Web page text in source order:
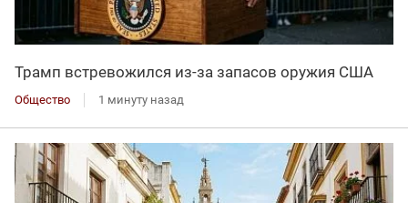
Трамп встревожился из-за запасов оружия США
Общество 1 минуту назад